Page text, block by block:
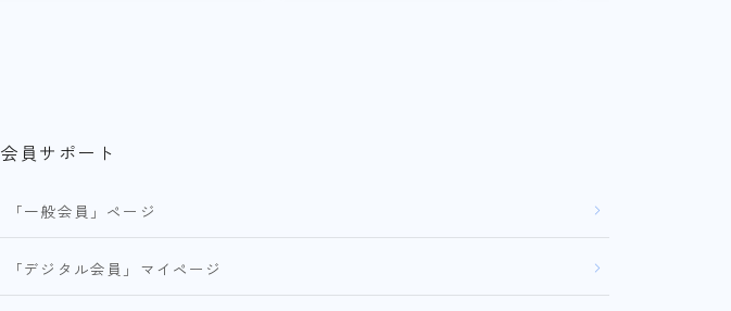
会員サポート
「一般会員」ページ
「デジタル会員」マイページ